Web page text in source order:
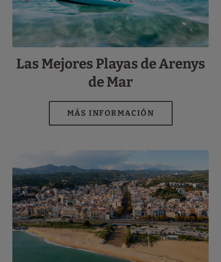
Las Mejores Playas de Arenys
de Mar